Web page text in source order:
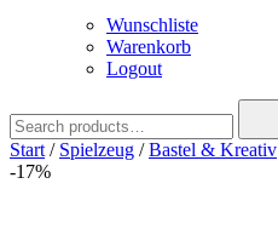
Wunschliste
Warenkorb
Logout
for:
Start / Spielzeug /Bastel & Kreativ
-17%